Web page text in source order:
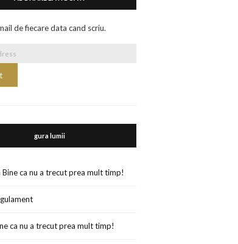
de fiecare data cand scriu.
gura lumii
Bine ca nu a trecut prea mult timp!
ca nu a trecut prea mult timp!